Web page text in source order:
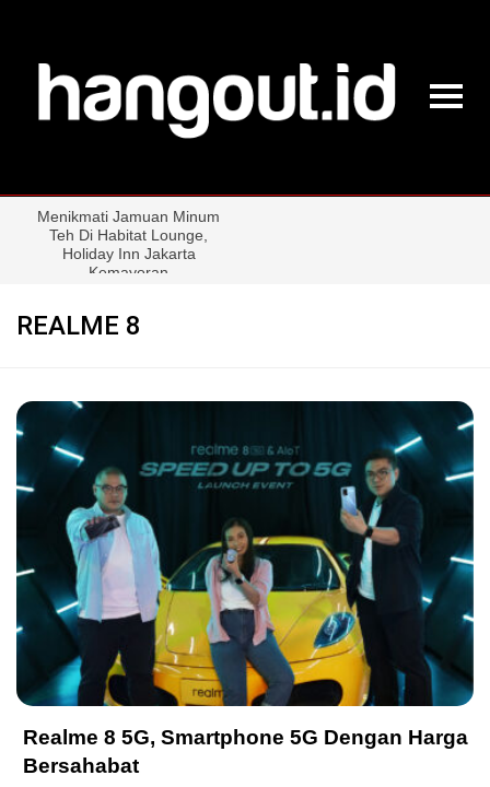
REALME 8
Realme 8 5G, Smartphone 5G Dengan Harga
Bersahabat